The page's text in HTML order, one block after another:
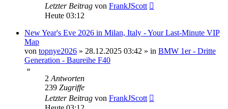
Letzter Beitrag von FrankJScott
Heute 03:12
New Year's Eve 2026 in Milan, Italy - Your Last-Minute VIP
Map
von topnye2026 » 28.12.2025 03:42 » in BMW 1er - Dritte
Generation - Baureihe F40
»
2 Antworten
239 Zugriffe
Letzter Beitrag von FrankJScott